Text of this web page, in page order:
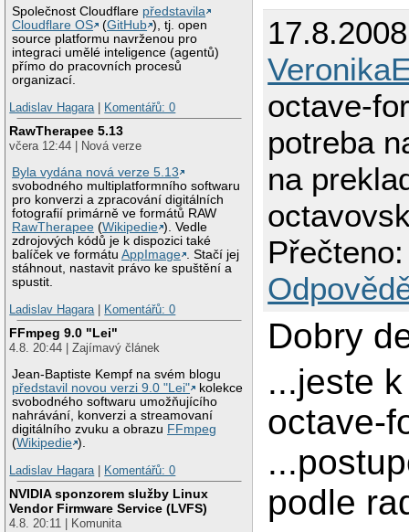
Společnost Cloudflare představila
Cloudflare OS
(GitHub ), tj. open
source platformu navrženou pro
integraci umělé inteligence (agentů)
přímo do pracovních procesů
organizací.
Ladislav Hagara
Komentářů: 0
RawTherapee 5.13
včera 12:44 | Nová verze
Byla vydána nová verze 5.13
svobodného multiplatformního softwaru
pro konverzi a zpracování digitálních
fotografií primárně ve formátů RAW
RawTherapee (Wikipedie ). Vedle
zdrojových kódů je k dispozici také
balíček ve formátuAppImage . Stačí jej
stáhnout, nastavit právo ke spuštění a
spustit.
Ladislav Hagara
Komentářů: 0
FFmpeg 9.0 "Lei"
4.8. 20:44 | Zajímavý článek
Jean-Baptiste Kempf na svém blogu
představil novou verzi 9.0 "Lei"
kolekce
svobodného softwaru umožňujícího
nahrávání, konverzi a streamovaní
digitálního zvuku a obrazu FFmpeg
(Wikipedie ).
Ladislav Hagara
Komentářů: 0
NVIDIA sponzorem služby Linux
Vendor Firmware Service (LVFS)
4.8. 20:11 | Komunita
octave-
potreba
na
Dobry
...jeste
octave-
podle